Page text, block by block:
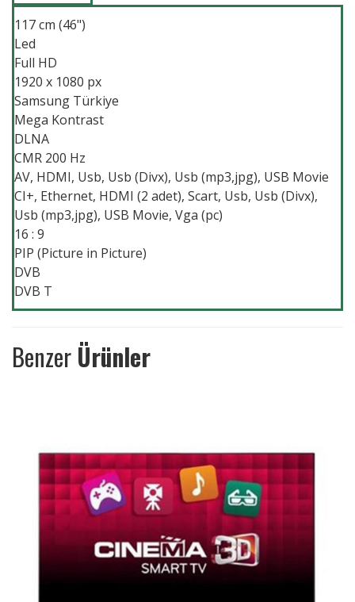
117 cm (46")
Led
Full HD
1920 x 1080 px
Samsung Türkiye
Mega Kontrast
DLNA
CMR 200 Hz
AV, HDMI, Usb, Usb (Divx), Usb (mp3,jpg), USB Movie
CI+, Ethernet, HDMI (2 adet), Scart, Usb, Usb (Divx),
Usb (mp3,jpg), USB Movie, Vga (pc)
16 : 9
PIP (Picture in Picture)
DVB
DVB T
Benzer Ürünler